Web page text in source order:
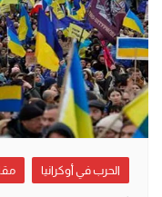
الحرب في أوكرانيا